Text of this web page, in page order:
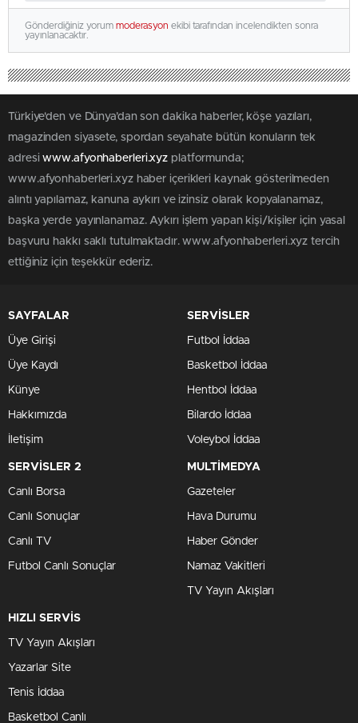
Gönderdiğiniz yorum moderasyon ekibi tarafından incelendikten sonra
yayınlanacaktır.
Türkiye'den ve Dünya’dan son dakika haberler, köşe yazıları,
magazinden siyasete, spordan seyahate bütün konuların tek
adresiwww.afyonhaberleri.xyz platformunda;
www.afyonhaberleri.xyz haber içerikleri kaynak gösterilmeden
alıntı yapılamaz, kanuna aykırı ve izinsiz olarak kopyalanamaz,
başka yerde yayınlanamaz. Aykırı işlem yapan kişi/kişiler için yasal
başvuru hakkı saklı tutulmaktadır. www.afyonhaberleri.xyz tercih
ettiğiniz için teşekkür ederiz.
SAYFALAR
Üye Girişi
Üye Kaydı
Künye
Hakkımızda
İletişim
SERVİSLER
Futbol İddaa
Basketbol İddaa
Hentbol İddaa
Bilardo İddaa
Voleybol İddaa
SERVİSLER 2
Canlı Borsa
Canlı Sonuçlar
Canlı TV
Futbol Canlı Sonuçlar
MULTİMEDYA
Gazeteler
Hava Durumu
Haber Gönder
Namaz Vakitleri
TV Yayın Akışları
HIZLI SERVİS
TV Yayın Akışları
Yazarlar Site
Tenis İddaa
Basketbol Canlı